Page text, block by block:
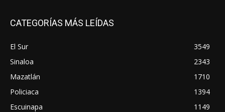
CATEGORÍAS MÁS LEÍDAS
El Sur
3549
Sinaloa
2343
Mazatlán
1710
Policiaca
1394
Escuinapa
1149